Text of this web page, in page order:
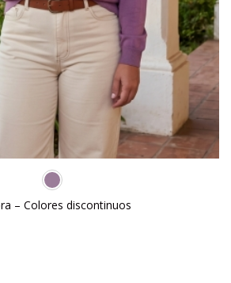
– Colores discontinuos